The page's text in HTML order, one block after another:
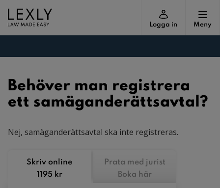
Logga in Meny
Behöver man registrera
ett samäganderättsavtal?
Nej, samäganderättsavtal ska inte registreras.
Skriv online
1195 kr
Prata med jurist
Boka här